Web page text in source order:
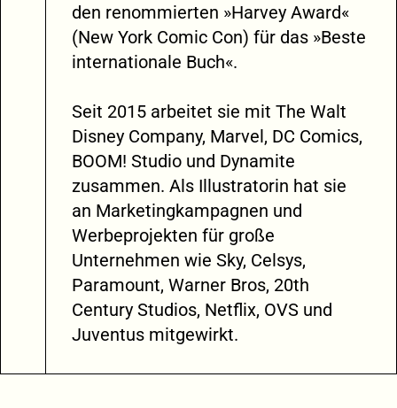
den renommierten »Harvey Award«
(New York Comic Con) für das »Beste
internationale Buch«.
Seit 2015 arbeitet sie mit The Walt
Disney Company, Marvel, DC Comics,
BOOM! Studio und Dynamite
zusammen. Als Illustratorin hat sie
an Marketingkampagnen und
Werbeprojekten für große
Unternehmen wie Sky, Celsys,
Paramount, Warner Bros, 20th
Century Studios, Netflix, OVS und
Juventus mitgewirkt.